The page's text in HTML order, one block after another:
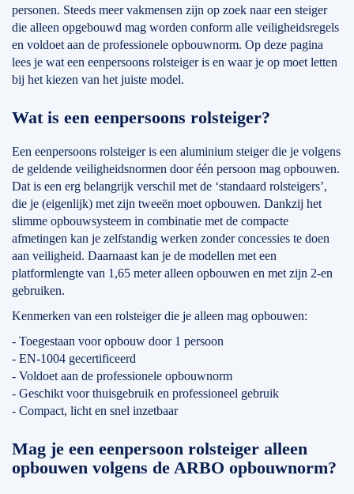
personen. Steeds meer vakmensen zijn op zoek naar een steiger
die alleen opgebouwd mag worden conform alle veiligheidsregels
en voldoet aan de professionele opbouwnorm. Op deze pagina
lees je wat een eenpersoons rolsteiger is en waar je op moet letten
bij het kiezen van het juiste model.
Wat is een eenpersoons rolsteiger?
Een eenpersoons rolsteiger is een aluminium steiger die je volgens
de geldende veiligheidsnormen door één persoon mag opbouwen.
Dat is een erg belangrijk verschil met de ‘standaard rolsteigers’,
die je (eigenlijk) met zijn tweeën moet opbouwen. Dankzij het
slimme opbouwsysteem in combinatie met de compacte
afmetingen kan je zelfstandig werken zonder concessies te doen
aan veiligheid. Daarnaast kan je de modellen met een
platformlengte van 1,65 meter alleen opbouwen en met zijn 2-en
gebruiken.
Kenmerken van een rolsteiger die je alleen mag opbouwen:
- Toegestaan voor opbouw door 1 persoon
- EN-1004 gecertificeerd
- Voldoet aan de professionele opbouwnorm
- Geschikt voor thuisgebruik en professioneel gebruik
- Compact, licht en snel inzetbaar
Mag je een eenpersoon rolsteiger alleen
opbouwen volgens de ARBO opbouwnorm?